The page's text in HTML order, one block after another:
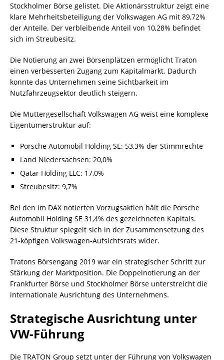
Stockholmer Börse gelistet. Die Aktionärsstruktur zeigt eine
klare Mehrheitsbeteiligung der Volkswagen AG mit 89,72%
der Anteile. Der verbleibende Anteil von 10,28% befindet
sich im Streubesitz.
Die Notierung an zwei Börsenplätzen ermöglicht Traton
einen verbesserten Zugang zum Kapitalmarkt. Dadurch
konnte das Unternehmen seine Sichtbarkeit im
Nutzfahrzeugsektor deutlich steigern.
Die Muttergesellschaft Volkswagen AG weist eine komplexe
Eigentümerstruktur auf:
Porsche Automobil Holding SE: 53,3% der Stimmrechte
Land Niedersachsen: 20,0%
Qatar Holding LLC: 17,0%
Streubesitz: 9,7%
Bei den im DAX notierten Vorzugsaktien hält die Porsche
Automobil Holding SE 31,4% des gezeichneten Kapitals.
Diese Struktur spiegelt sich in der Zusammensetzung des
21-köpfigen Volkswagen-Aufsichtsrats wider.
Tratons Börsengang 2019 war ein strategischer Schritt zur
Stärkung der Marktposition. Die Doppelnotierung an der
Frankfurter Börse und Stockholmer Börse unterstreicht die
internationale Ausrichtung des Unternehmens.
Strategische Ausrichtung unter
VW-Führung
Die TRATON Group setzt unter der Führung von Volkswagen